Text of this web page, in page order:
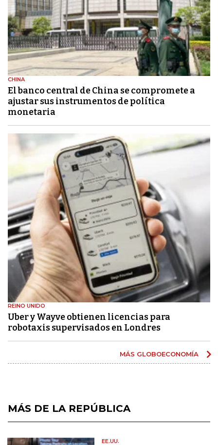
CHINA
El banco central de China se compromete a
ajustar sus instrumentos de política
monetaria
REINO UNIDO
Uber y Wayve obtienen licencias para
robotaxis supervisados ​​en Londres
MÁS GLOBOECONOMÍA
MÁS DE LA REPÚBLICA
EE.UU.